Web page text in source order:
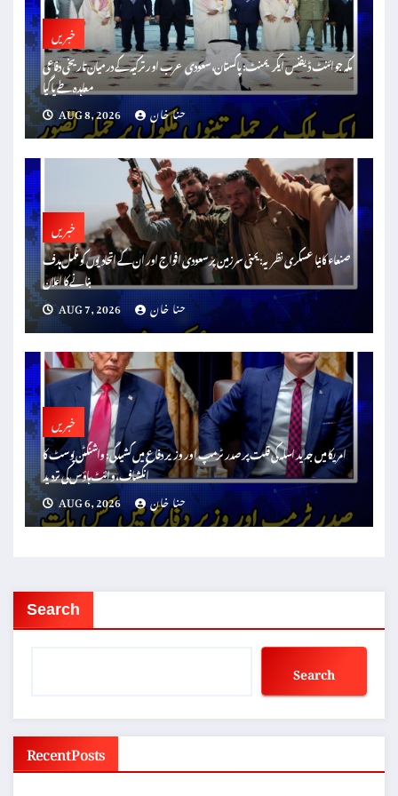
خبریں
مکہ جوائنٹ ڈیفنس ایگریمنٹ: پاکستان، سعودی عرب اور ترکیہ کے درمیان تاریخی دفاعی
معاہدہ طے پا گیا
AUG 8, 2026
حنا خان
خبریں
صنعاء کا نیا عسکری نظریہ: یمنی سرزمین پر سعودی افواج اور ان کے اتحادیوں کو مکمل ہدف
بنانے کا اعلان
AUG 7, 2026
حنا خان
خبریں
امریکا میں جدید اسلہ کی قلت پر صدر ٹرمپ اور وزیر دفاع میں کشیدگی: واشنگٹن پوسٹ کا
انکشاف، وائٹ ہاؤس کی تردید
AUG 6, 2026
حنا خان
Search
Search
Recent Posts